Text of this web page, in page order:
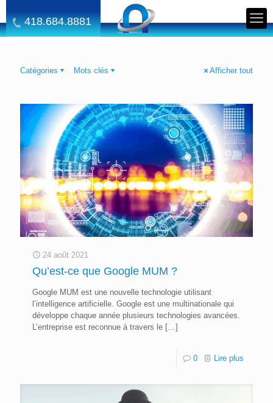
418.684.8881
Catégories Mots clés Afficher tout
24 août 2021
Qu’est-ce que Google MUM ?
Google MUM est une nouvelle technologie utilisant
l’intelligence artificielle. Google est une multinationale qui
développe chaque année plusieurs technologies avancées.
L’entreprise est reconnue à travers le […]
0 Lire plus